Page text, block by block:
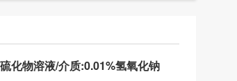
化物溶液/介质:0.01%氢氧化钠